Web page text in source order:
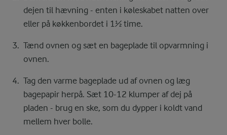
dejen til hævning - enten i køleskabet natten over
eller på køkkenbordet i 1½ time.
Tænd ovnen og sæt en bageplade til opvarmning i
ovnen.
Tag den varme bageplade ud af ovnen og læg
bagepapir herpå. Sæt 10-12 klumper af dej på
pladen - brug en ske, som du dypper i koldt vand
mellem hver bolle.